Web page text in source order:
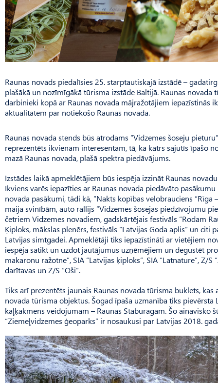
Raunas novads piedalīsies 25. starptautiskajā izstādē –
plašākā un nozīmīgākā tūrisma izstāde Baltijā. Raunas novada
darbinieki kopā ar Raunas novada mājražotājiem iepazīstinās
aktualitātēm par notiekošo Raunas novadā.
Raunas novada stends būs atrodams “Vidzemes šoseju
reprezentēts ikvienam interesentam, tā, ka katrs sajutīs īpašo
mazā Raunas novada, plašā spektra piedāvājums.
Izstādes laikā apmeklētājiem būs iespēja izzināt Raunas
Ikviens varēs iepazīties ar Raunas novada piedāvāto
novada pasākumi, tādi kā, “Nakts kopības velobrauciens “Rīga
maija svinībām, auto rallijs “Vidzemes šosejas piedzīvojumu
četriem Vidzemes novadiem, gadskārtējais festivāls “Rodam
Ķiploks, mākslas plenērs, festivāls “Latvijas Goda aplis” un citi
Latvijas simtgadei. Apmeklētāji tiks iepazīstināti ar vietējiem
iespēja satikt un uzdot jautājumus uzņēmējiem un degustēt
makaronu ražotne”, SIA “Latvijas ķiploks”, SIA “Latnature”, Z/S
darītavas un Z/S “Oši”.
Tiks arī prezentēts jaunais Raunas novada tūrisma buklets,
novada tūrisma objektus. Šogad īpaša uzmanība tiks pievērsta
kaļķakmens veidojumam – Raunas Staburagam. Šo ainavisko
“Ziemeļvidzemes ģeoparks” ir nosaukusi par Latvijas 2018.